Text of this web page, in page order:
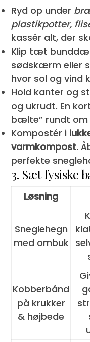
Ryd op under
plastikpotter,
kassér alt, der
Klip tæt
sødskærm eller
hvor sol og vind
Hold kanter og
og ukrudt. En
bælte” rundt om
Kompostér i
varmkompost.
perfekte
3. Sæt fysiske
Løsning
Sneglehegn
med ombuk
Kobberbånd
på krukker
& højbede